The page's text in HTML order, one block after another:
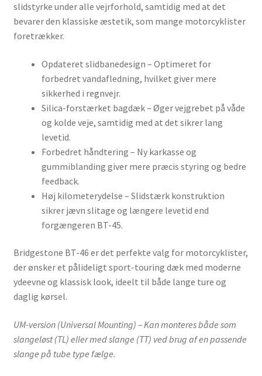
slidstyrke under alle vejrforhold, samtidig med at det
bevarer den klassiske æstetik, som mange motorcyklister
foretrækker.
Opdateret slidbanedesign – Optimeret for
forbedret vandafledning, hvilket giver mere
sikkerhed i regnvejr.
Silica-forstærket bagdæk – Øger vejgrebet på våde
og kolde veje, samtidig med at det sikrer lang
levetid.
Forbedret håndtering – Ny karkasse og
gummiblanding giver mere præcis styring og bedre
feedback.
Høj kilometerydelse – Slidstærk konstruktion
sikrer jævn slitage og længere levetid end
forgængeren BT-45.
Bridgestone BT-46 er det perfekte valg for motorcyklister,
der ønsker et pålideligt sport-touring dæk med moderne
ydeevne og klassisk look, ideelt til både lange ture og
daglig kørsel.
UM-version (Universal Mounting) – Kan monteres både som
slangeløst (TL) eller med slange (TT) ved brug af en passende
slange på tube type fælge.